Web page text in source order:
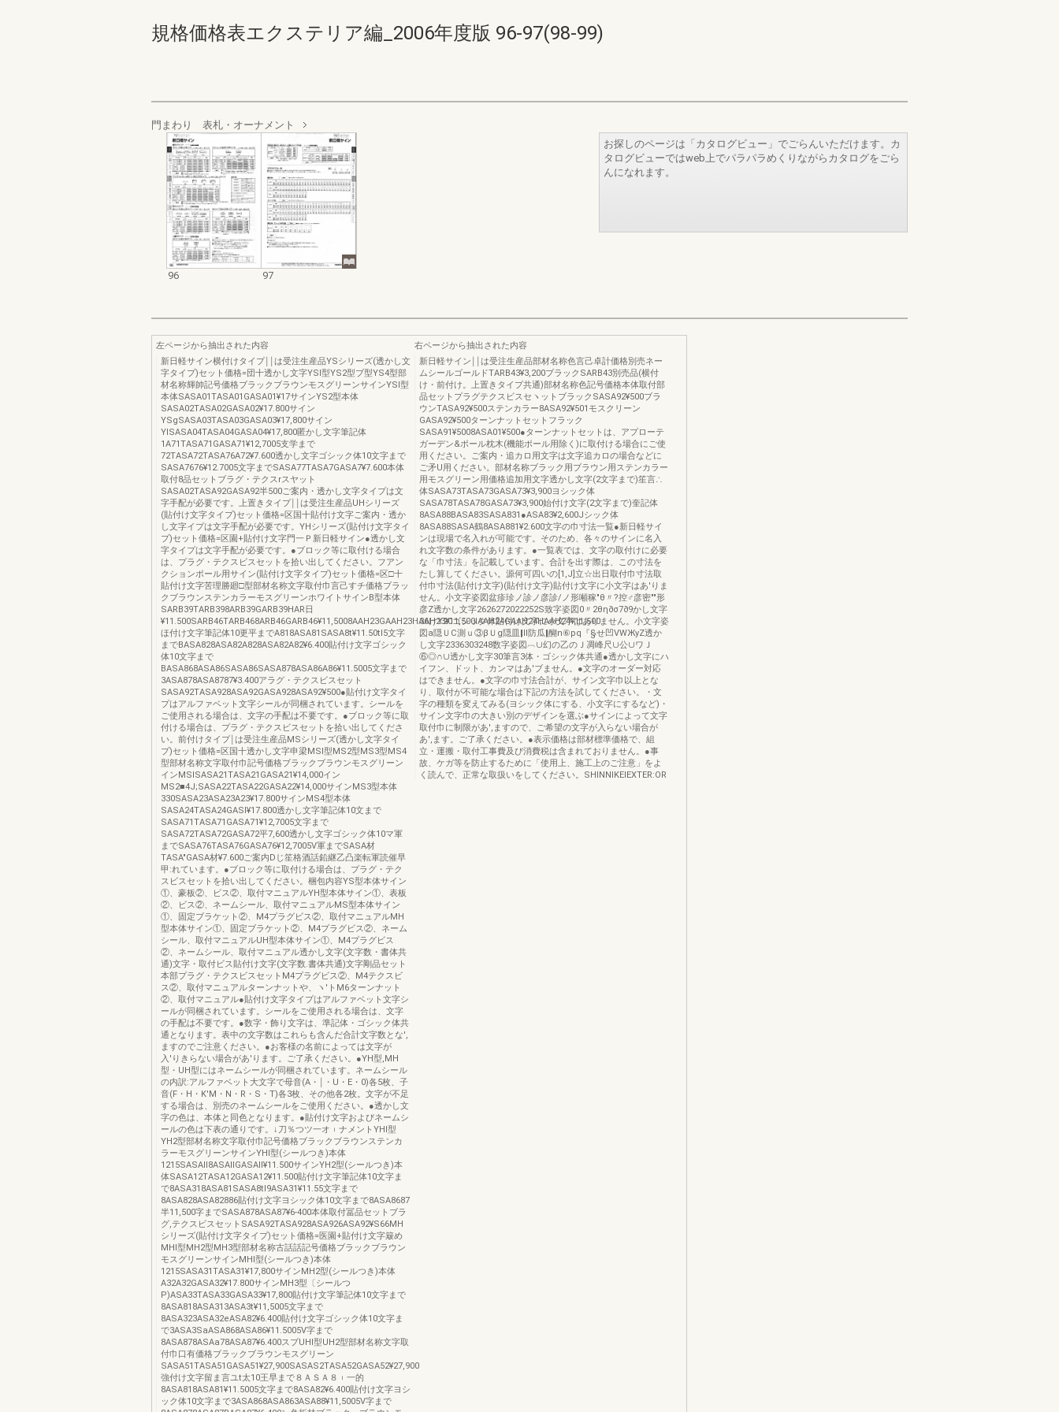
規格価格表エクステリア編_2006年度版 96-97(98-99)
門まわり 表札・オーナメント
96 97
お探しのページは「カタログビュー」でごらんいただけます。カ
タログビューではweb上でパラパラめくりながらカタログをごら
んになれます。
左ページから抽出された内容
新日軽サイン横付けタイプ￨￨は受注生産品YSシリーズ(透かし文
字タイプ)セット価格=団十透かし文字YSl型YS2型ブ型YS4型部
材名称輝帥記号価格ブラックブラウンモスグリーンサインYSl型
本体SASA01TASA01GASA01¥17サインYS2型本体
SASA02TASA02GASA02¥17.800サイン
YSgSASA03TASA03GASA03¥17,800サイン
YISASA04TASA04GASA04¥17,800匿かし文字筆記体
1A71TASA71GASA71¥12,7005支学まで
72TASA72TASA76A72¥7.600透かし文字ゴシック体10文字まで
SASA7676¥12.7005文字までSASA77TASA7GASA7¥7.600本体
取付8品セットブラグ・テクスrスヤット
SASA02TASA92GASA92半500ご案内・透かし文字タイプは文
字手配が必要です。上置きタイプ￨￨は受注生産品UHシリーズ
(貼付け文字タイプ)セット価格=区国十貼付け文字ご案内・透か
し文字イプは文字手配が必要です。YHシリーズ(貼付け文字タイ
プ)セット価格=区園+貼付け文字門一Ｐ新日軽サイン●透かし文
字タイプは文字手配が必要です。●ブロック等に取付ける場合
は、プラグ・テクスビスセットを拾い出してください。フアン
クションポール用サイン(貼付け文字タイプ)セット価格=区□十
貼付け文字苦理勝廻□型部材名称文字取付巾言己すチ価格ブラッ
クブラウンステンカラーモスグリーンホワイトサインB型本体
SARB39TARB398ARB39GARB39HAR日
¥11.500SARB46TARB468ARB46GARB46¥11,5008AAH23GAAH23HAAH23¥11,500IAAH24GAAH24HAAH24¥11,500
ほ付け文字筆記体10更平までA818ASA81SASA8t¥11.50tl5文字
までBASA828ASA82A828ASA82A82¥6.400貼付け文字ゴシック
体10文字まで
BASA868ASA86SASA86SASA878ASA86A86¥11.5005文字まで
3ASA878ASA8787¥3.400アラグ・テクスビスセット
SASA92TASA928ASA92GASA928ASA92¥500●貼付け文字タイ
プはアルファベット文字シールが同梱されています。シールを
ご使用される場合は、文字の手配は不要です。●ブロック等に取
付ける場合は、プラグ・テクスビスセットを拾い出してくださ
い。前付けタイプ￨は受注生産品MSシリーズ(透かし文字タイ
プ)セット価格=区国十透かし文字申梁MSl型MS2型MS3型MS4
型部材名称文字取付巾記号価格ブラックブラウンモスグリーン
インMSlSASA21TASA21GASA21¥14,000イン
MS2■4J;SASA22TASA22GASA22¥14,000サインMS3型本体
330SASA23ASA23A23¥17.800サインMS4型本体
SASA24TASA24GASl¥17.800透かし文字筆記体10文まで
SASA71TASA71GASA71¥12,7005文字まで
SASA72TASA72GASA72平7,600透かし文字ゴシック体10マ軍
までSASA76TASA76GASA76¥12,7005V軍までSASA材
TASA″GASA材¥7.600ご案内Dじ笙格酒話鉛継乙凸楽転軍読催早
甲:れています。●ブロック等に取付ける場合は、プラグ・テク
スビスセットを拾い出してください。梱包内容YS型本体サイン
①、豪板②、ビス②、取付マニュアルYH型本体サイン①、表板
②、ビス②、ネームシール、取付マニュアルMS型本体サイン
①、固定ブラケット②、M4プラグビス②、取付マニュアルMH
型本体サイン①、固定ブラケット②、M4プラグビス②、ネーム
シール、取付マニュアルUH型本体サイン①、M4プラグビス
②、ネームシール、取付マニュアル透かし文字(文字数・書体共
通)文字・取付ビス貼付け文字(文字数.書体共通)文字剛品セット
本部プラグ・テクスビスセットM4プラグビス②、M4テクスビ
ス②、取付マニュアルターンナットや、ヽ′トM6ターンナット
②、取付マニュアル●貼付け文字タイプはアルファベット文字シ
ールが同梱されています。シールをご使用される場合は、文字
の手配は不要です。●数字・飾り文字は、準記体・ゴシック体共
通となります。表中の文字数はこれらも含んだ合計文字数とな',
ますのでご注意ください。●お客様の名前によっては文字が
入'りきらない場合があ'ります。ご了承ください。●YH型,MH
型・UH型にはネームシールが同梱されています。ネームシール
の内訳:アルファベット大文字で母音(A・￨・U・E・0)各5枚、子
音(F・H・K'M・N・R・S・T)各3枚、その他各2枚。文字が不足
する場合は、別売のネームシールをご使用ください。●透かし文
字の色は、本体と同色となります。●貼付け文字およびネームシ
ールの色は下表の通りです。↓刀％つツ一オ︲ナメントYHl型
YH2型部材名称文字取付巾記号価格ブラックブラウンステンカ
ラーモスグリーンサインYHl型(シールつき)本体
1215SASAll8ASAllGASAll¥11.500サインYH2型(シールつき)本
体SASA12TASA12GASA12¥11.500貼付け文字筆記体10文字ま
で8ASA318ASA81SASA8tl9ASA31¥11.55文字まで
8ASA828ASA82886貼付け文字ヨシック体10文字まで8ASA8687
半11,500字までSASA878ASA87¥6‐400本体取付冨品セットブラ
グ,テクスビスセットSASA92TASA928ASA926ASA92¥S66MH
シリーズ(貼付け文字タイプ)セット価格=医園+貼付け文字簸め
MHl型MH2型MH3型部材名称古話話記号価格ブラックブラウン
モスグリーンサインMHl型(シールつき)本体
1215SASA31TASA31¥17,800サインMH2型(シールつき)本体
A32A32GASA32¥17.800サインMH3型〔シールつ
P)ASA33TASA33GASA33¥17,800貼付け文字筆記体10文字まで
8ASA818ASA313ASA3t¥11,5005文字まで
8ASA323ASA32eASA82¥6.400貼付け文字ゴシック体10文字ま
で3ASA3SaASA868ASA86¥11.5005V字まで
8ASA878ASAa78ASA87¥6.400スプUHl型UH2型部材名称文字取
付巾口有価格ブラックブラウンモスグリーン
SASA51TASA51GASA51¥27,900SASAS2TASA52GASA52¥27,900
強付け文字留ま言ユt太10王早まで８ＡＳＡ８︲一的
8ASA818ASA81¥11.5005文字まで8ASA82¥6.400貼付け文字ヨシ
ック体10文字まで3ASA868ASA863ASA88¥11,5005V字まで
右ページから抽出された内容
新日軽サイン￨￨は受注生産品部材名称色言己卓計価格別売ネー
ムシールゴールドTARB43¥3,200ブラックSARB43別売品(横付
け・前付け。上置きタイプ共通)部材名称色記号価格本体取付部
品セットプラグテクスビスセヽットブラックSASA92¥500ブラ
ウンTASA92¥500ステンカラー8ASA92¥501モスクリーン
GASA92¥500ターンナットセットフラック
SASA91¥5008ASA01¥500●ターンナットセットは、アプローテ
ガーデン&ポール枕木(機能ポール用除く)に取付ける場合にご使
用ください。ご案内・追カロ用文字は文字追カロの場合などに
ご矛U用ください。部材名称ブラック用ブラウン用ステンカラー
用モスグリーン用価格追加用文字透かし文字(2文字まで)笙言∴
体SASA73TASA73GASA73¥3,900ヨシック体
SASA78TASA78GASA73¥3,900始付け文字(2文字まで)奎記体
8ASA88BASA83SASA831●ASA83¥2,600Jシック体
8ASA88SASA鶴8ASA881¥2.600文字の巾寸法一覧●新日軽サイ
ンは現場で名入れが可能です。そのため、各々のサインに名入
れ文字数の条件があります。●一覧表では、文字の取付けに必要
な「巾寸法」を記載しています。合計を出す際は、この寸法を
たし算してください。源何可四いの[1,J]立☆出日取付巾寸法取
付巾寸法(貼付け文字)(貼付け文字)貼付け文字に小文字はあ'りま
せん。小文字姿図盆疹珍ノ診ノ彦診/ノ形噸稼″θ〃?控♂彦密″″形
彦Z透かし文字2626272022252S致字姿図0〃2θη∂σ7∂9かし文字
36けY20ゴシック体貼付け文字に小文字はありません。小文字姿
図a隠ＵC測ｕ③βＵg隠皿‖ll防瓜‖醐n⑥pq『§せ凹VWЖyZ透か
し文字2336303248数字姿図︹∪幻の乙のＪ凋峰尺∪公∪ワＪ
⑥◎∩∪透かし文字30筆言3体・ゴシック体共通●透かし文字にハ
イフン、ドット、カンマはあ'ブません。●文字のオーダー対応
はできません。●文字の巾寸法合計が、サイン文字巾以上とな
り、取付が不可能な場合は下記の方法を試してください。・文
字の種類を変えてみる(ヨシック体にする、小文字にするなど)・
サイン文字巾の大きい別のデザインを選ぶ●サインによって文字
取付巾に制限があ',ますので、ご希望の文字が入らない場合が
あ',ます。ご了承ください。●表示価格は部材標準価格で、組
立・運搬・取付工事費及び消費税は含まれておりません。●事
故、ケガ等を防止するために「使用上、施工上のご注意」をよ
く読んで、正常な取扱いをしてください。SHlNNIKElEXTER:OR